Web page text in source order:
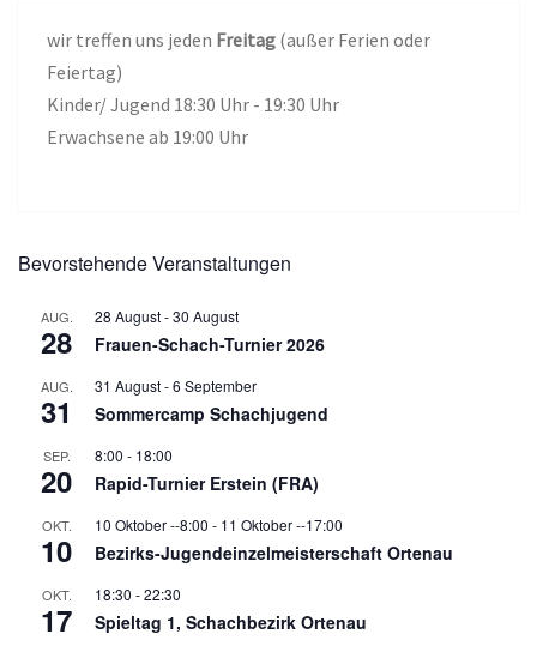
wir treffen uns jeden Freitag (außer Ferien oder
Feiertag)
Kinder/ Jugend 18:30 Uhr - 19:30 Uhr
Erwachsene ab 19:00 Uhr
Bevorstehende Veranstaltungen
AUG.
28
28 August-30 August
Frauen-Schach-Turnier 2026
AUG.
31
31 August-6 September
Sommercamp Schachjugend
SEP.
20
8:00 - 18:00
Rapid-Turnier Erstein (FRA)
OKT.
10
10 Oktober --8:00 - 11 Oktober --17:00
Bezirks-Jugendeinzelmeisterschaft Ortenau
OKT.
17
18:30 -22:30
Spieltag 1, Schachbezirk Ortenau